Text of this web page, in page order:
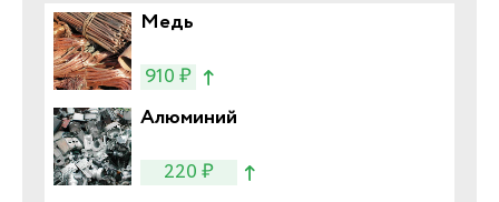
Медь
910 ₽
Алюминий
220 ₽